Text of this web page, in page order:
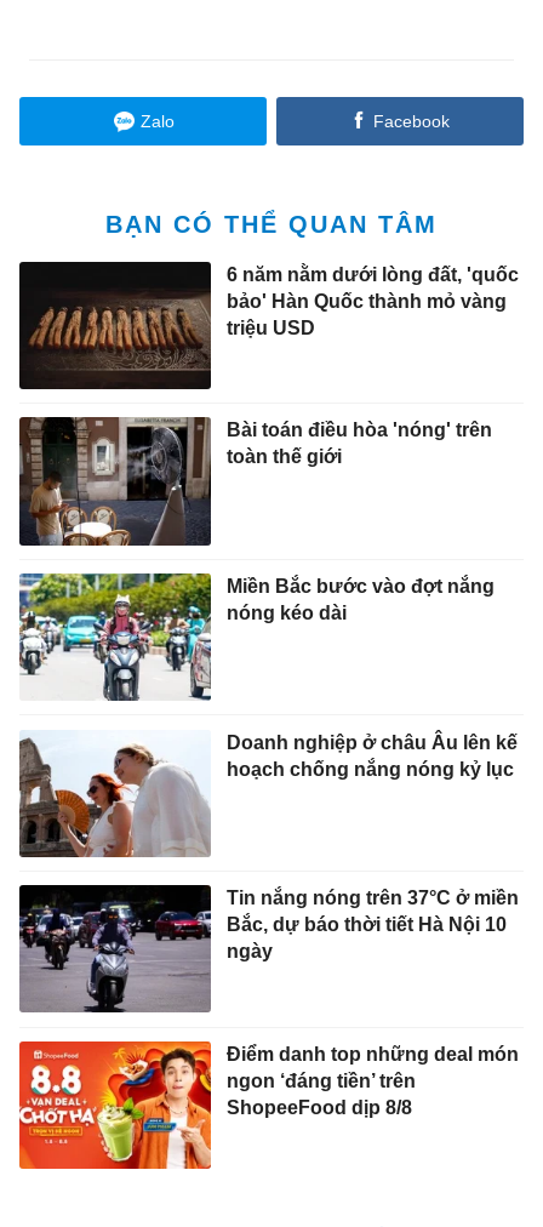
Zalo Facebook
BẠN CÓ THỂ QUAN TÂM
6 năm nằm dưới lòng đất, 'quốc
bảo' Hàn Quốc thành mỏ vàng
triệu USD
Bài toán điều hòa 'nóng' trên
toàn thế giới
Miền Bắc bước vào đợt nắng
nóng kéo dài
Doanh nghiệp ở châu Âu lên kế
hoạch chống nắng nóng kỷ lục
Tin nắng nóng trên 37°C ở miền
Bắc, dự báo thời tiết Hà Nội 10
ngày
Điểm danh top những deal món
ngon ‘đáng tiền’ trên
ShopeeFood dịp 8/8